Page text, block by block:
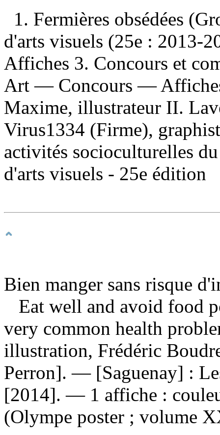
1. Fermières obsédées
d'arts visuels (25e : 2013-
Affiches 3. Concours et
Art — Concours —
Maxime, illustrateur II.
Virus1334 (Firme),
activités socioculturelles
d'arts visuels - 25e édition
Bien manger sans risque
Eat well and avoid food
very common health
illustration, Frédéric
Perron]. — [Saguenay] :
[2014]. — 1 affiche :
(Olympe poster ; volume